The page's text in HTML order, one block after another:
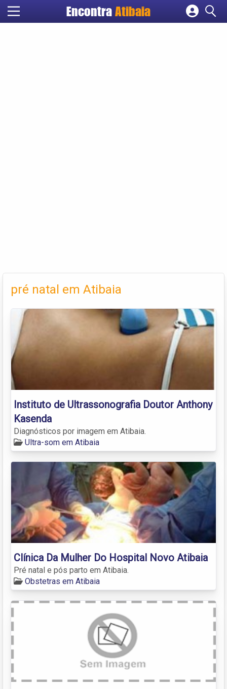
Encontra Atibaia
pré natal em Atibaia
Instituto de Ultrassonografia Doutor Anthony
Kasenda
Diagnósticos por imagem em Atibaia.
Ultra-som em Atibaia
Clínica Da Mulher Do Hospital Novo Atibaia
Pré natal e pós parto em Atibaia.
Obstetras em Atibaia